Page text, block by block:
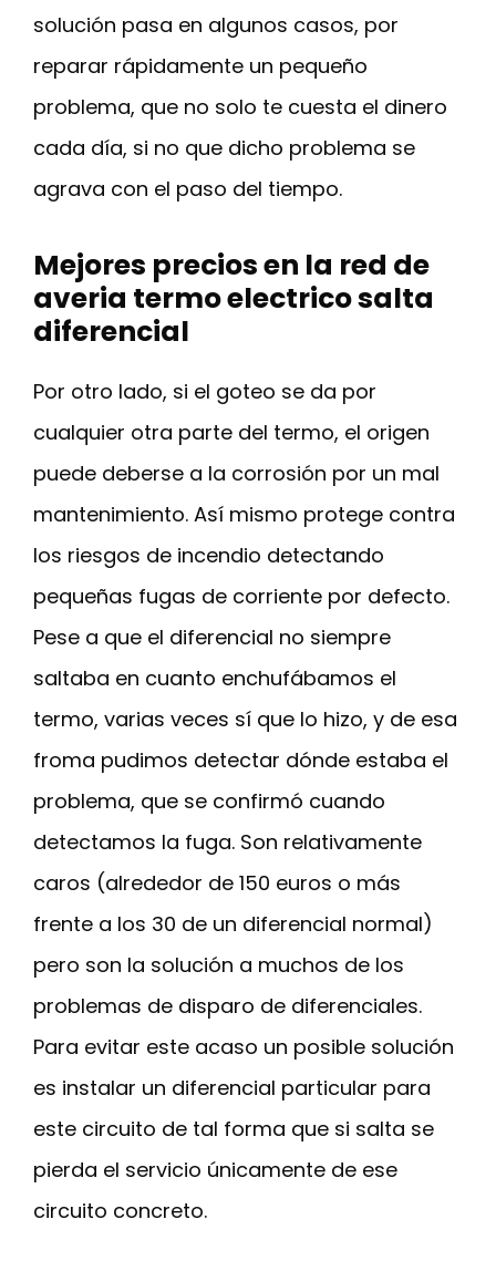
solución pasa en algunos casos, por
reparar rápidamente un pequeño
problema, que no solo te cuesta el dinero
cada día, si no que dicho problema se
agrava con el paso del tiempo.
Mejores precios en la red de
averia termo electrico salta
diferencial
Por otro lado, si el goteo se da por
cualquier otra parte del termo, el origen
puede deberse a la corrosión por un mal
mantenimiento. Así mismo protege contra
los riesgos de incendio detectando
pequeñas fugas de corriente por defecto.
Pese a que el diferencial no siempre
saltaba en cuanto enchufábamos el
termo, varias veces sí que lo hizo, y de esa
froma pudimos detectar dónde estaba el
problema, que se confirmó cuando
detectamos la fuga. Son relativamente
caros (alrededor de 150 euros o más
frente a los 30 de un diferencial normal)
pero son la solución a muchos de los
problemas de disparo de diferenciales.
Para evitar este acaso un posible solución
es instalar un diferencial particular para
este circuito de tal forma que si salta se
pierda el servicio únicamente de ese
circuito concreto.